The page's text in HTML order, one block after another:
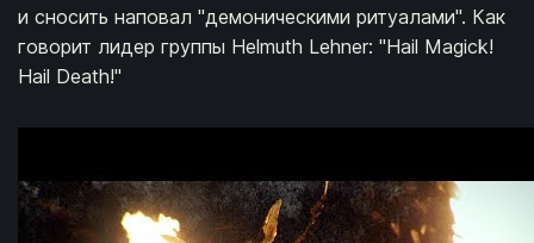
и сносить наповал "демоническими ритуалами". Как
говорит лидер группы Helmuth Lehner: "Hail Magick!
Hail Death!"